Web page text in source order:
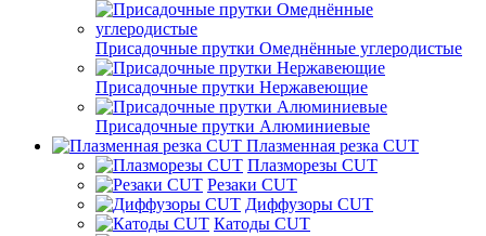
Присадочные прутки Омеднённые углеродистые
Присадочные прутки Нержавеющие
Присадочные прутки Алюминиевые
Плазменная резка CUT
Плазморезы CUT
Резаки CUT
Диффузоры CUT
Катоды CUT